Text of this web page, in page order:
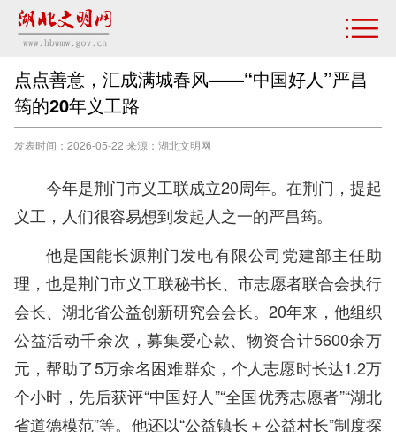
点点善意，汇成满城春风——“中国好人”严昌
筠的20年义工路
发表时间：2026-05-22 来源：湖北文明网
今年是荆门市义工联成立20周年。在荆门，提起
义工，人们很容易想到发起人之一的严昌筠。
他是国能长源荆门发电有限公司党建部主任助
理，也是荆门市义工联秘书长、市志愿者联合会执行
会长、湖北省公益创新研究会会长。20年来，他组织
公益活动千余次，募集爱心款、物资合计5600余万
元，帮助了5万余名困难群众，个人志愿时长达1.2万
个小时，先后获评“中国好人”“全国优秀志愿者”“湖北
省道德模范”等。他还以“公益镇长＋公益村长”制度探